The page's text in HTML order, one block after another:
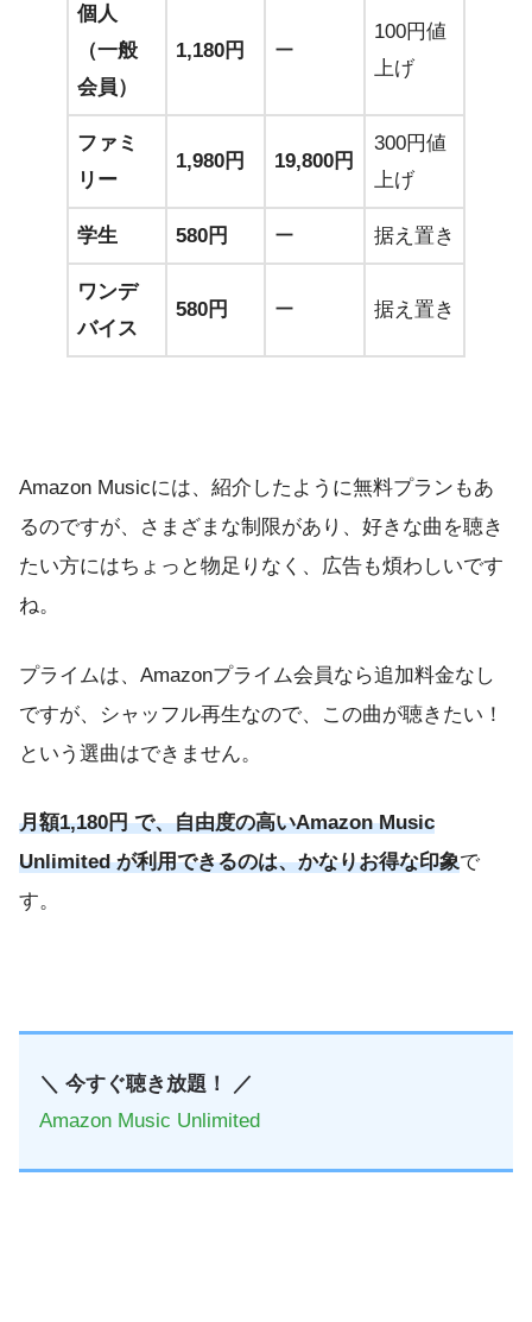
個人
（一般
会員）
1,180円 ー
100円値
上げ
ファミ
リー
1,980円 19,800円
300円値
上げ
学生 580円 ー 据え置き
ワンデ
バイス
580円 ー 据え置き
Amazon Musicには、紹介したように無料プランもあ
るのですが、さまざまな制限があり、好きな曲を聴き
たい方にはちょっと物足りなく、広告も煩わしいです
ね。
プライムは、Amazonプライム会員なら追加料金なし
ですが、シャッフル再生なので、この曲が聴きたい！
という選曲はできません。
月額1,180円 で、自由度の高いAmazon Music
Unlimited が利用できるのは、かなりお得な印象で
す。
＼ 今すぐ聴き放題！ ／
Amazon Music Unlimited